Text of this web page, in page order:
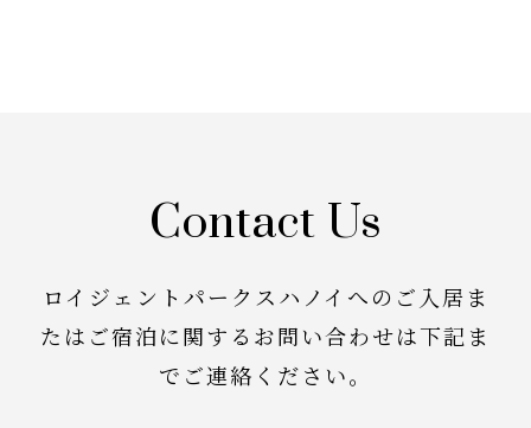
Contact Us
ロイジェントパークスハノイへのご入居ま
たはご宿泊に関する お問い合わせは下記ま
でご連絡ください。